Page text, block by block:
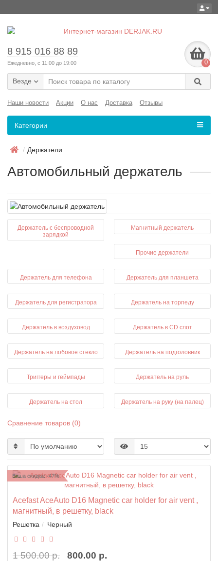
8 915 016 88 89
Ежедневно, с 11:00 до 19:00 0
Везде
Наши новости Акции О нас Доставка Отзывы
Категории
Держатели
Автомобильный держатель
Держатель с беспроводной
зарядкой
Магнитный держатель
Прочие держатели
Держатель для телефона Держатель для планшета
Держатель для регистратора Держатель на торпеду
Держатель в воздуховод Держатель в CD слот
Держатель на лобовое стекло Держатель на подголовник
Триггеры и геймпады Держатель на руль
Держатель на стол Держатель на руку (на палец)
Сравнение товаров (0)
Ваша скидка: -47%
Acefast AceAuto D16 Magnetic car holder for air vent ,
магнитный, в решетку, black
Решетка Черный
1 500.00 р. 800.00 р.